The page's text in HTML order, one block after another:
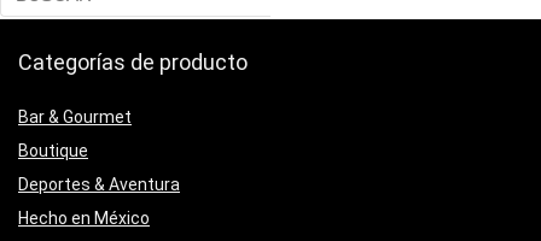
Categorías de producto
Bar & Gourmet
Boutique
Deportes & Aventura
Hecho en México